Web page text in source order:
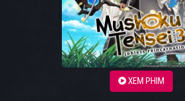
XEM PHIM